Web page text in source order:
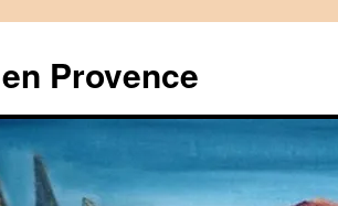
Provence